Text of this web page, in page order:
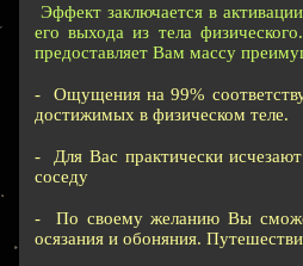
Эффект заключается в
его выхода из тела
предоставляет Вам массу
- Ощущения на 99%
достижимых в физическом теле.
- Для Вас практически
соседу
- По своему желанию Вы
осязания и обоняния.